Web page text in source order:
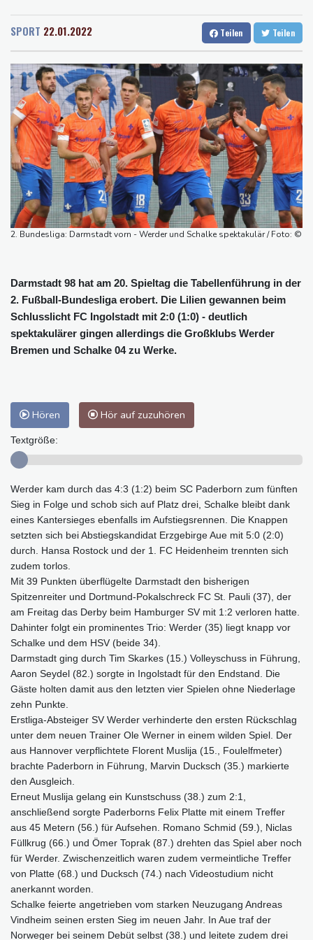
Dresden
Wien
28 °C
Baden-Baden
24 °C
US-Senat bestätigt Trumps umstrittenen Justizminister Blanche
Vulkan Ätna auf Sizilien erneut ausgebrochen - Ankünfte am
Flughafen Catania gestrichen
Selenskyj: Mindestens vier Tote durch russische Angriffe in
Region Kiew
Mercedes GLA neu gegen alt: Der große Sprung ins
Elektrozeitalter
Skoda Kodiaq gegen VW Tayron: Das bessere Familien-SUV
SPORT 22.01.2022 Teilen Teilen
2. Bundesliga: Darmstadt vorn - Werder und Schalke spektakulär / Foto: ©
Darmstadt 98 hat am 20. Spieltag die Tabellenführung in der
2. Fußball-Bundesliga erobert. Die Lilien gewannen beim
Schlusslicht FC Ingolstadt mit 2:0 (1:0) - deutlich
spektakulärer gingen allerdings die Großklubs Werder
Bremen und Schalke 04 zu Werke.
Hören Hör auf zuzuhören
Textgröße:
Werder kam durch das 4:3 (1:2) beim SC Paderborn zum fünften
Sieg in Folge und schob sich auf Platz drei, Schalke bleibt dank
eines Kantersieges ebenfalls im Aufstiegsrennen. Die Knappen
setzten sich bei Abstiegskandidat Erzgebirge Aue mit 5:0 (2:0)
durch. Hansa Rostock und der 1. FC Heidenheim trennten sich
zudem torlos.
Mit 39 Punkten überflügelte Darmstadt den bisherigen
Spitzenreiter und Dortmund-Pokalschreck FC St. Pauli (37), der
am Freitag das Derby beim Hamburger SV mit 1:2 verloren hatte.
Dahinter folgt ein prominentes Trio: Werder (35) liegt knapp vor
Schalke und dem HSV (beide 34).
Darmstadt ging durch Tim Skarkes (15.) Volleyschuss in Führung,
Aaron Seydel (82.) sorgte in Ingolstadt für den Endstand. Die
Gäste holten damit aus den letzten vier Spielen ohne Niederlage
zehn Punkte.
Erstliga-Absteiger SV Werder verhinderte den ersten Rückschlag
unter dem neuen Trainer Ole Werner in einem wilden Spiel. Der
aus Hannover verpflichtete Florent Muslija (15., Foulelfmeter)
brachte Paderborn in Führung, Marvin Ducksch (35.) markierte
den Ausgleich.
Erneut Muslija gelang ein Kunstschuss (38.) zum 2:1,
anschließend sorgte Paderborns Felix Platte mit einem Treffer
aus 45 Metern (56.) für Aufsehen. Romano Schmid (59.), Niclas
Füllkrug (66.) und Ömer Toprak (87.) drehten das Spiel aber noch
für Werder. Zwischenzeitlich waren zudem vermeintliche Treffer
von Platte (68.) und Ducksch (74.) nach Videostudium nicht
anerkannt worden.
Schalke feierte angetrieben vom starken Neuzugang Andreas
Vindheim seinen ersten Sieg im neuen Jahr. In Aue traf der
Norweger bei seinem Debüt selbst (38.) und leitete zudem drei